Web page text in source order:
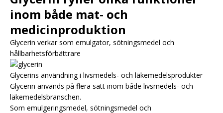
inom både mat- och
medicinproduktion
Glycerin verkar som emulgator, sötningsmedel och
hållbarhetsförbättrare
Glycerins användning i livsmedels- och läkemedelsprodukter
Glycerin används på flera sätt inom både livsmedels- och
läkemedelsbranschen.
Som emulgeringsmedel, sötningsmedel och